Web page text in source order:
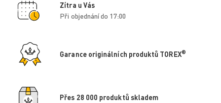
Zítra u Vás
Při objednání do 17:00
Garance originálních produktů TOREX®
Přes 28 000 produktů skladem